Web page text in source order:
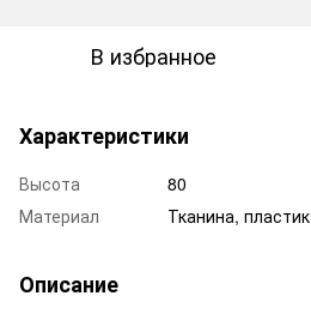
В избранное
Характеристики
Высота
80
Материал
Тканина, пластик
Описание